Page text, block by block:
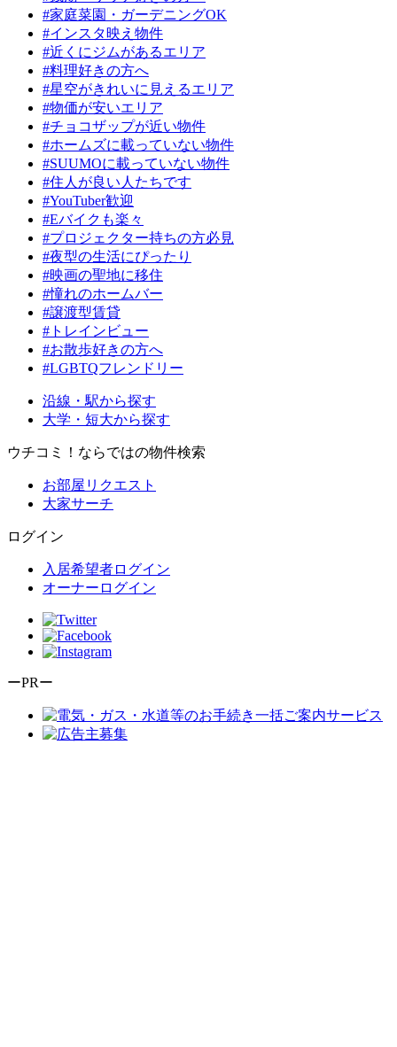
#家庭菜園・ガーデニングOK
#インスタ映え物件
#近くにジムがあるエリア
#料理好きの方へ
#星空がきれいに見えるエリア
#物価が安いエリア
#チョコザップが近い物件
#ホームズに載っていない物件
#SUUMOに載っていない物件
#住人が良い人たちです
#YouTuber歓迎
#Eバイクも楽々
#プロジェクター持ちの方必見
#夜型の生活にぴったり
#映画の聖地に移住
#憧れのホームバー
#譲渡型賃貸
#トレインビュー
#お散歩好きの方へ
#LGBTQフレンドリー
沿線・駅から探す
大学・短大から探す
ウチコミ！ならではの物件検索
お部屋リクエスト
大家サーチ
ログイン
入居希望者ログイン
オーナーログイン
ーPRー